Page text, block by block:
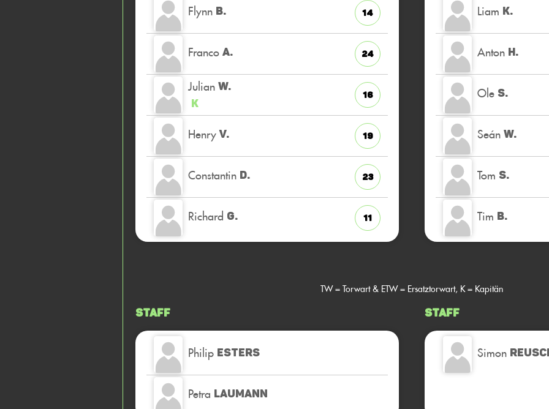
Flynn B. 14
Franco A. 24
Julian W.
K
16
Henry V. 19
Constantin D. 23
Richard G. 11
Liam K.
Anton H.
Ole S.
Seán W.
Tom S.
Tim B.
TW = Torwart & ETW = Ersatztorwart, K = Kapitän
Staff
Philip ESTERS
Petra LAUMANN
Staff
Simon